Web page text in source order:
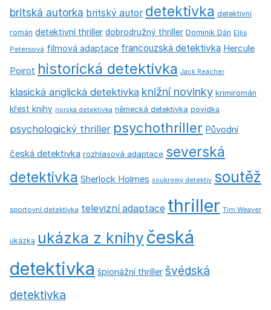
britská autorka britský autor detektivka detektivní
román detektivní thriller dobrodružný thriller Dominik Dán Ellis
Petersová filmová adaptace francouzská detektivka Hercule
Poirot historická detektivka Jack Reacher
klasická anglická detektivka knižní novinky krimiromán
křest knihy norská detektivka německá detektivka povídka
psychologický thriller psychothriller Původní
česká detektivka rozhlasová adaptace severská
detektivka Sherlock Holmes soukromý detektiv soutěž
sportovní detektivka televizní adaptace thriller Tim Weaver
ukázka ukázka z knihy česká
detektivka špionážní thriller švédská
detektivka